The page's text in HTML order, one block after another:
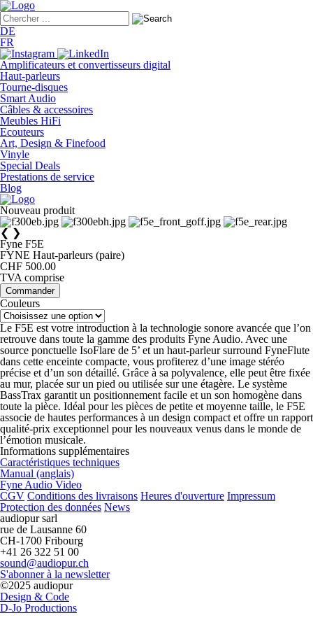
DE
FR
Amplificateurs et convertisseurs digital
Haut-parleurs
Tourne-disques
Smart Audio
Câbles & accessoires
Meubles HiFi
Ecouteurs
Art, Design & Finefood
Vinyle
Special Deals
Prestations de service
Blog
Nouveau produit
❮ ❯
Fyne F5E
FYNE Haut-parleurs (paire)
CHF 500.00
TVA comprise
Commander
Couleurs
Le F5E est votre introduction à la technologie sonore avancée que l’on
retrouve dans toute la gamme des produits Fyne Audio. Avec une
source ponctuelle IsoFlare de 5’ et un haut-parleur surround FyneFlute
dans cette enceinte compacte, vous profiterez d’une image stéréo
précise et d’un son détaillé. Grâce à sa polyvalence, elle peut être fixée
au mur, placée sur un pied ou utilisée sur une étagère. Le système
BassTrax garantit un positionnement facile et un son homogène dans
toute la pièce. Idéal pour les pièces de petite et moyenne taille, le F5E
associe de hautes performances à un design compact et offre un rapport
qualité-prix exceptionnel pour les nouveaux venus dans le monde de
l’émotion musicale.
Informations supplémentaires
Caractéristiques techniques
Manual (anglais)
Fyne Audio Video
CGV Conditions des livraisons Heures d'ouverture Impressum
Protection des données News
audiopur sarl
rue de Lausanne 60
CH-1700 Fribourg
+41 26 322 51 00
sound@audiopur.ch
S'abonner à la newsletter
©2025 audiopur
Design & Code
D-Jo Productions